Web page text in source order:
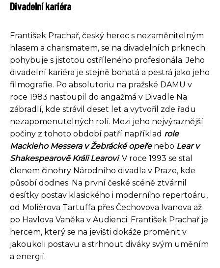
Divadelní kariéra
František Prachař, český herec s nezaměnitelným
hlasem a charismatem, se na divadelních prknech
pohybuje s jistotou ostříleného profesionála. Jeho
divadelní kariéra je stejně bohatá a pestrá jako jeho
filmografie. Po absolutoriu na pražské DAMU v
roce 1983 nastoupil do angažmá v Divadle Na
zábradlí, kde strávil deset let a vytvořil zde řadu
nezapomenutelných rolí. Mezi jeho nejvýraznější
počiny z tohoto období patří například role
Mackieho Messera v Žebrácké opeřenebo Lear v
Shakespearově Králi Learovi. V roce 1993 se stal
členem činohry Národního divadla v Praze, kde
působí dodnes. Na první české scéně ztvárnil
desítky postav klasického i moderního repertoáru,
od Molièrova Tartuffa přes Čechovova Ivanova až
po Havlova Vaněka v Audienci. František Prachař je
hercem, který se na jevišti dokáže proměnit v
jakoukoli postavu a strhnout diváky svým uměním
a energií.